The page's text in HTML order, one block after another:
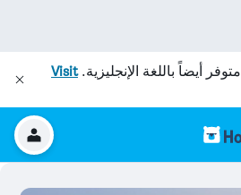
متوفر أيضاً باللغة الإنجليزية.Visit